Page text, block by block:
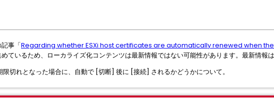
事「Regarding whether ESXi host certificates are automatically renewed when
ているため、ローカライズ化コンテンツは最新情報ではない可能性があります。最新情報
限切れとなった場合に、自動で [切断] 後に [接続] されるかどうかについて。